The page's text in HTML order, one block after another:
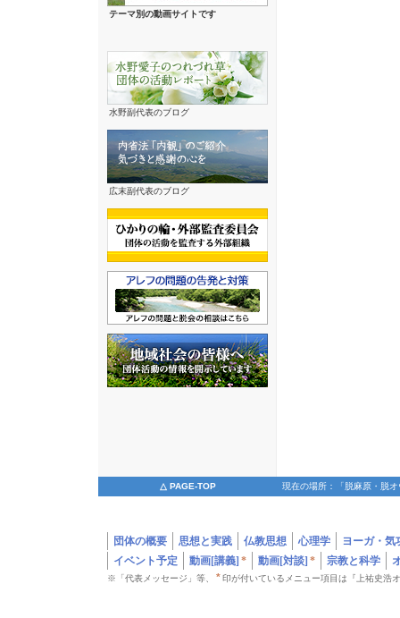
テーマ別の動画サイトです
水野副代表のブログ
広末副代表のブログ
△ PAGE-TOP 現在の場所：「脱麻原・脱
団体の概要 思想と実践 仏教思想 心理学
ヨーガ・気
イベント予定
動画[講義] * 動画[対談] * 宗教と科学
※「代表メッセージ」等、 * 印が付いているメニュー項目は『上祐史浩